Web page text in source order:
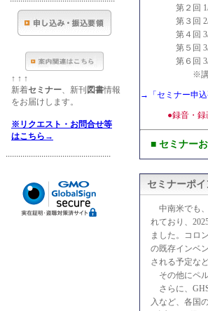
↑ ↑ ↑
新着セミナー、新刊 図書情報
をお届けします。
※リクエスト・お問合せ等
はこちら→
第２回 1/
第３回 2/
第４回 3/
第５回 3/
第６回 3/
※講座タイ
→「セミナー申込
●録音・録画
■ セミナー
セミナーポイ
中南米でも
れており、
ました。コロ
の既存インベ
される予定な
その他にペ
さらに、
入など、各国